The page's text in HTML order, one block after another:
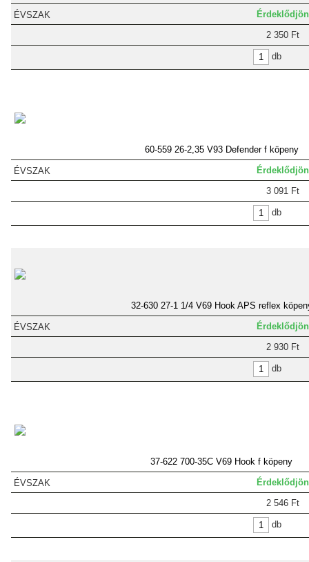
Érdeklődjön
2 350 Ft
db
60-559 26-2,35 V93 Defender f köpeny
Érdeklődjön
3 091 Ft
db
32-630 27-1 1/4 V69 Hook APS reflex
Érdeklődjön
2 930 Ft
db
37-622 700-35C V69 Hook f köpeny
Érdeklődjön
2 546 Ft
db